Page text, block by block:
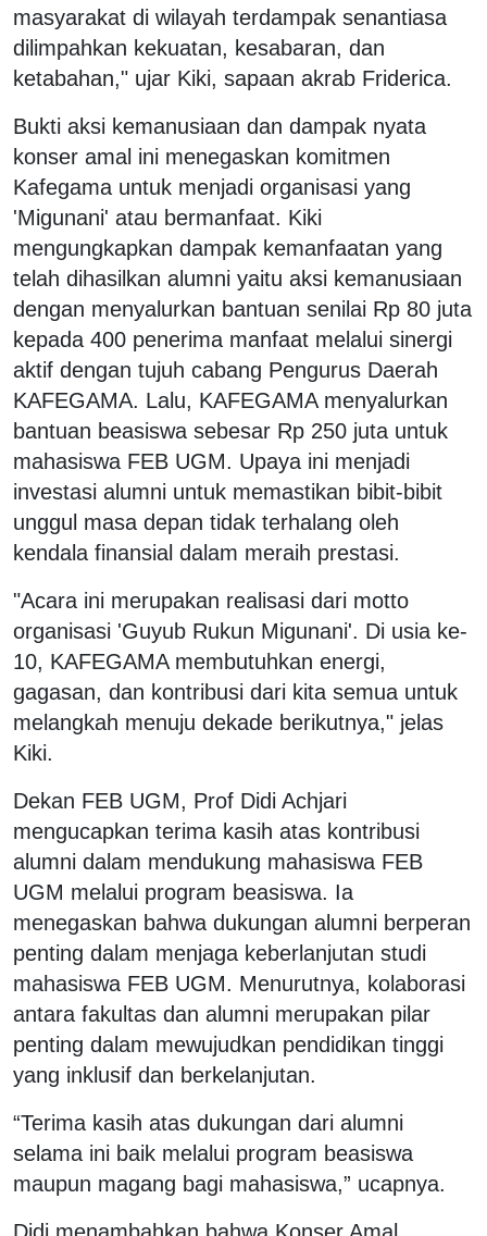
masyarakat di wilayah terdampak senantiasa
dilimpahkan kekuatan, kesabaran, dan
ketabahan," ujar Kiki, sapaan akrab Friderica.
Bukti aksi kemanusiaan dan dampak nyata
konser amal ini menegaskan komitmen
Kafegama untuk menjadi organisasi yang
'Migunani' atau bermanfaat. Kiki
mengungkapkan dampak kemanfaatan yang
telah dihasilkan alumni yaitu aksi kemanusiaan
dengan menyalurkan bantuan senilai Rp 80 juta
kepada 400 penerima manfaat melalui sinergi
aktif dengan tujuh cabang Pengurus Daerah
KAFEGAMA. Lalu, KAFEGAMA menyalurkan
bantuan beasiswa sebesar Rp 250 juta untuk
mahasiswa FEB UGM. Upaya ini menjadi
investasi alumni untuk memastikan bibit-bibit
unggul masa depan tidak terhalang oleh
kendala finansial dalam meraih prestasi.
"Acara ini merupakan realisasi dari motto
organisasi 'Guyub Rukun Migunani'. Di usia ke-
10, KAFEGAMA membutuhkan energi,
gagasan, dan kontribusi dari kita semua untuk
melangkah menuju dekade berikutnya," jelas
Kiki.
Dekan FEB UGM, Prof Didi Achjari
mengucapkan terima kasih atas kontribusi
alumni dalam mendukung mahasiswa FEB
UGM melalui program beasiswa. Ia
menegaskan bahwa dukungan alumni berperan
penting dalam menjaga keberlanjutan studi
mahasiswa FEB UGM. Menurutnya, kolaborasi
antara fakultas dan alumni merupakan pilar
penting dalam mewujudkan pendidikan tinggi
yang inklusif dan berkelanjutan.
“Terima kasih atas dukungan dari alumni
selama ini baik melalui program beasiswa
maupun magang bagi mahasiswa,” ucapnya.